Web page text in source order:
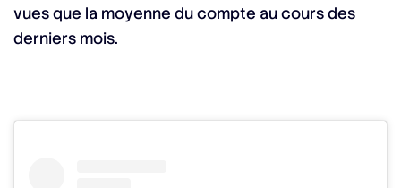
vues que la moyenne du compte au cours des
derniers mois.